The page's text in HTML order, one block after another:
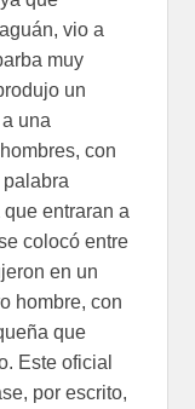
vio a
muy
un
una
con
entraran a
colocó entre
en un
hombre, con
que
Este oficial
por escrito,